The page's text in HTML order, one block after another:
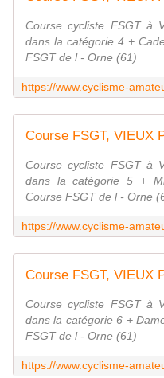
Course cycliste FSGT à
dans la catégorie 4 +
FSGT de l - Orne (61)
Course cycliste FSGT à
dans la catégorie 5 +
Course FSGT de l - Orne
Course cycliste FSGT à
dans la catégorie 6 +
FSGT de l - Orne (61)